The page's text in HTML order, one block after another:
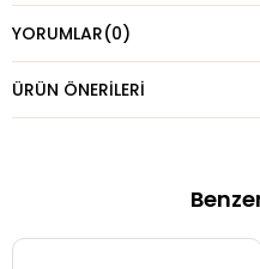
YORUMLAR(0)
ÜRÜN ÖNERILERI